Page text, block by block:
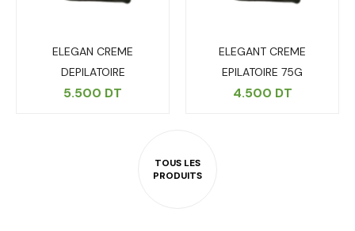
ELEGAN CREME
DEPILATOIRE
5.500 DT
ELEGANT CREME
EPILATOIRE 75G
4.500 DT